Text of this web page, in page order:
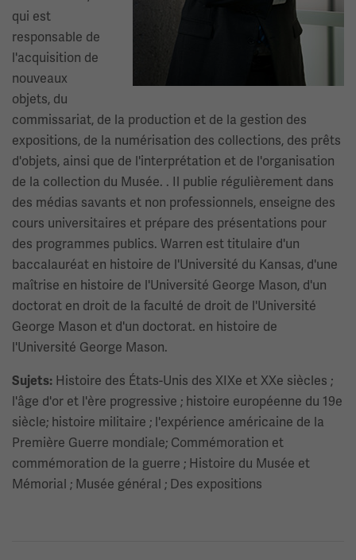
qui est
responsable de
l'acquisition de
nouveaux
objets, du
commissariat, de la production et de la gestion des
expositions, de la numérisation des collections, des prêts
d'objets, ainsi que de l'interprétation et de l'organisation
de la collection du Musée. . Il publie régulièrement dans
des médias savants et non professionnels, enseigne des
cours universitaires et prépare des présentations pour
des programmes publics. Warren est titulaire d'un
baccalauréat en histoire de l'Université du Kansas, d'une
maîtrise en histoire de l'Université George Mason, d'un
doctorat en droit de la faculté de droit de l'Université
George Mason et d'un doctorat. en histoire de
l'Université George Mason.
Sujets: Histoire des États-Unis des XIXe et XXe siècles ;
l'âge d'or et l'ère progressive ; histoire européenne du 19e
siècle; histoire militaire ; l'expérience américaine de la
Première Guerre mondiale; Commémoration et
commémoration de la guerre ; Histoire du Musée et
Mémorial ; Musée général ; Des expositions